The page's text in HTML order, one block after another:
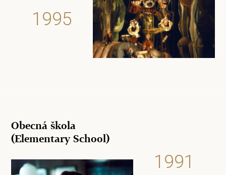
1995
Obecná škola
(Elementary School)
1991